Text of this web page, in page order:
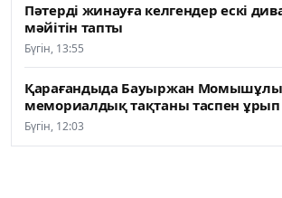
Пәтерді жинауға келгендер ескі
мәйітін тапты
Бүгін, 13:55
Қарағандыда Бауыржан
мемориалдық тақтаны таспен
Бүгін, 12:03